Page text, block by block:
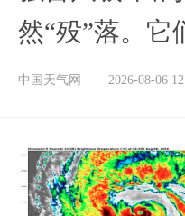
然“殁”落。它
中国天气网 2026-08-06